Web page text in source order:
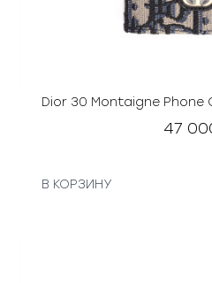
Dior 30 Montaigne Phone
47
В КОРЗИНУ